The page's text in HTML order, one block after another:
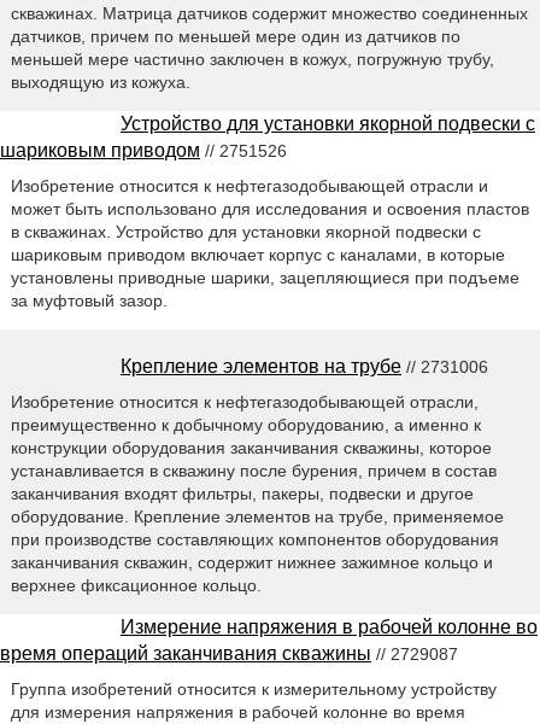
скважинах. Матрица датчиков содержит множество соединенных
датчиков, причем по меньшей мере один из датчиков по
меньшей мере частично заключен в кожух, погружную трубу,
выходящую из кожуха.
Устройство для установки якорной подвески с
шариковым приводом // 2751526
Изобретение относится к нефтегазодобывающей отрасли и
может быть использовано для исследования и освоения пластов
в скважинах. Устройство для установки якорной подвески с
шариковым приводом включает корпус с каналами, в которые
установлены приводные шарики, зацепляющиеся при подъеме
за муфтовый зазор.
Крепление элементов на трубе // 2731006
Изобретение относится к нефтегазодобывающей отрасли,
преимущественно к добычному оборудованию, а именно к
конструкции оборудования заканчивания скважины, которое
устанавливается в скважину после бурения, причем в состав
заканчивания входят фильтры, пакеры, подвески и другое
оборудование. Крепление элементов на трубе, применяемое
при производстве составляющих компонентов оборудования
заканчивания скважин, содержит нижнее зажимное кольцо и
верхнее фиксационное кольцо.
Измерение напряжения в рабочей колонне во
время операций заканчивания скважины // 2729087
Группа изобретений относится к измерительному устройству
для измерения напряжения в рабочей колонне во время